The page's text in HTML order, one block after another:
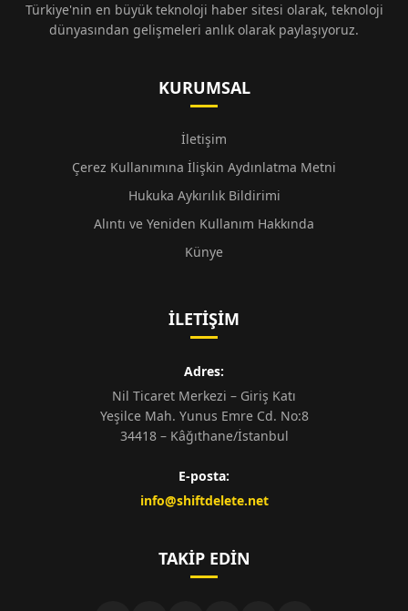
Türkiye'nin en büyük teknoloji haber sitesi olarak, teknoloji
dünyasından gelişmeleri anlık olarak paylaşıyoruz.
KURUMSAL
İletişim
Çerez Kullanımına İlişkin Aydınlatma Metni
Hukuka Aykırılık Bildirimi
Alıntı ve Yeniden Kullanım Hakkında
Künye
İLETIŞIM
Adres:
Nil Ticaret Merkezi – Giriş Katı
Yeşilce Mah. Yunus Emre Cd. No:8
34418 – Kâğıthane/İstanbul
E-posta:
info@shiftdelete.net
TAKIP EDIN